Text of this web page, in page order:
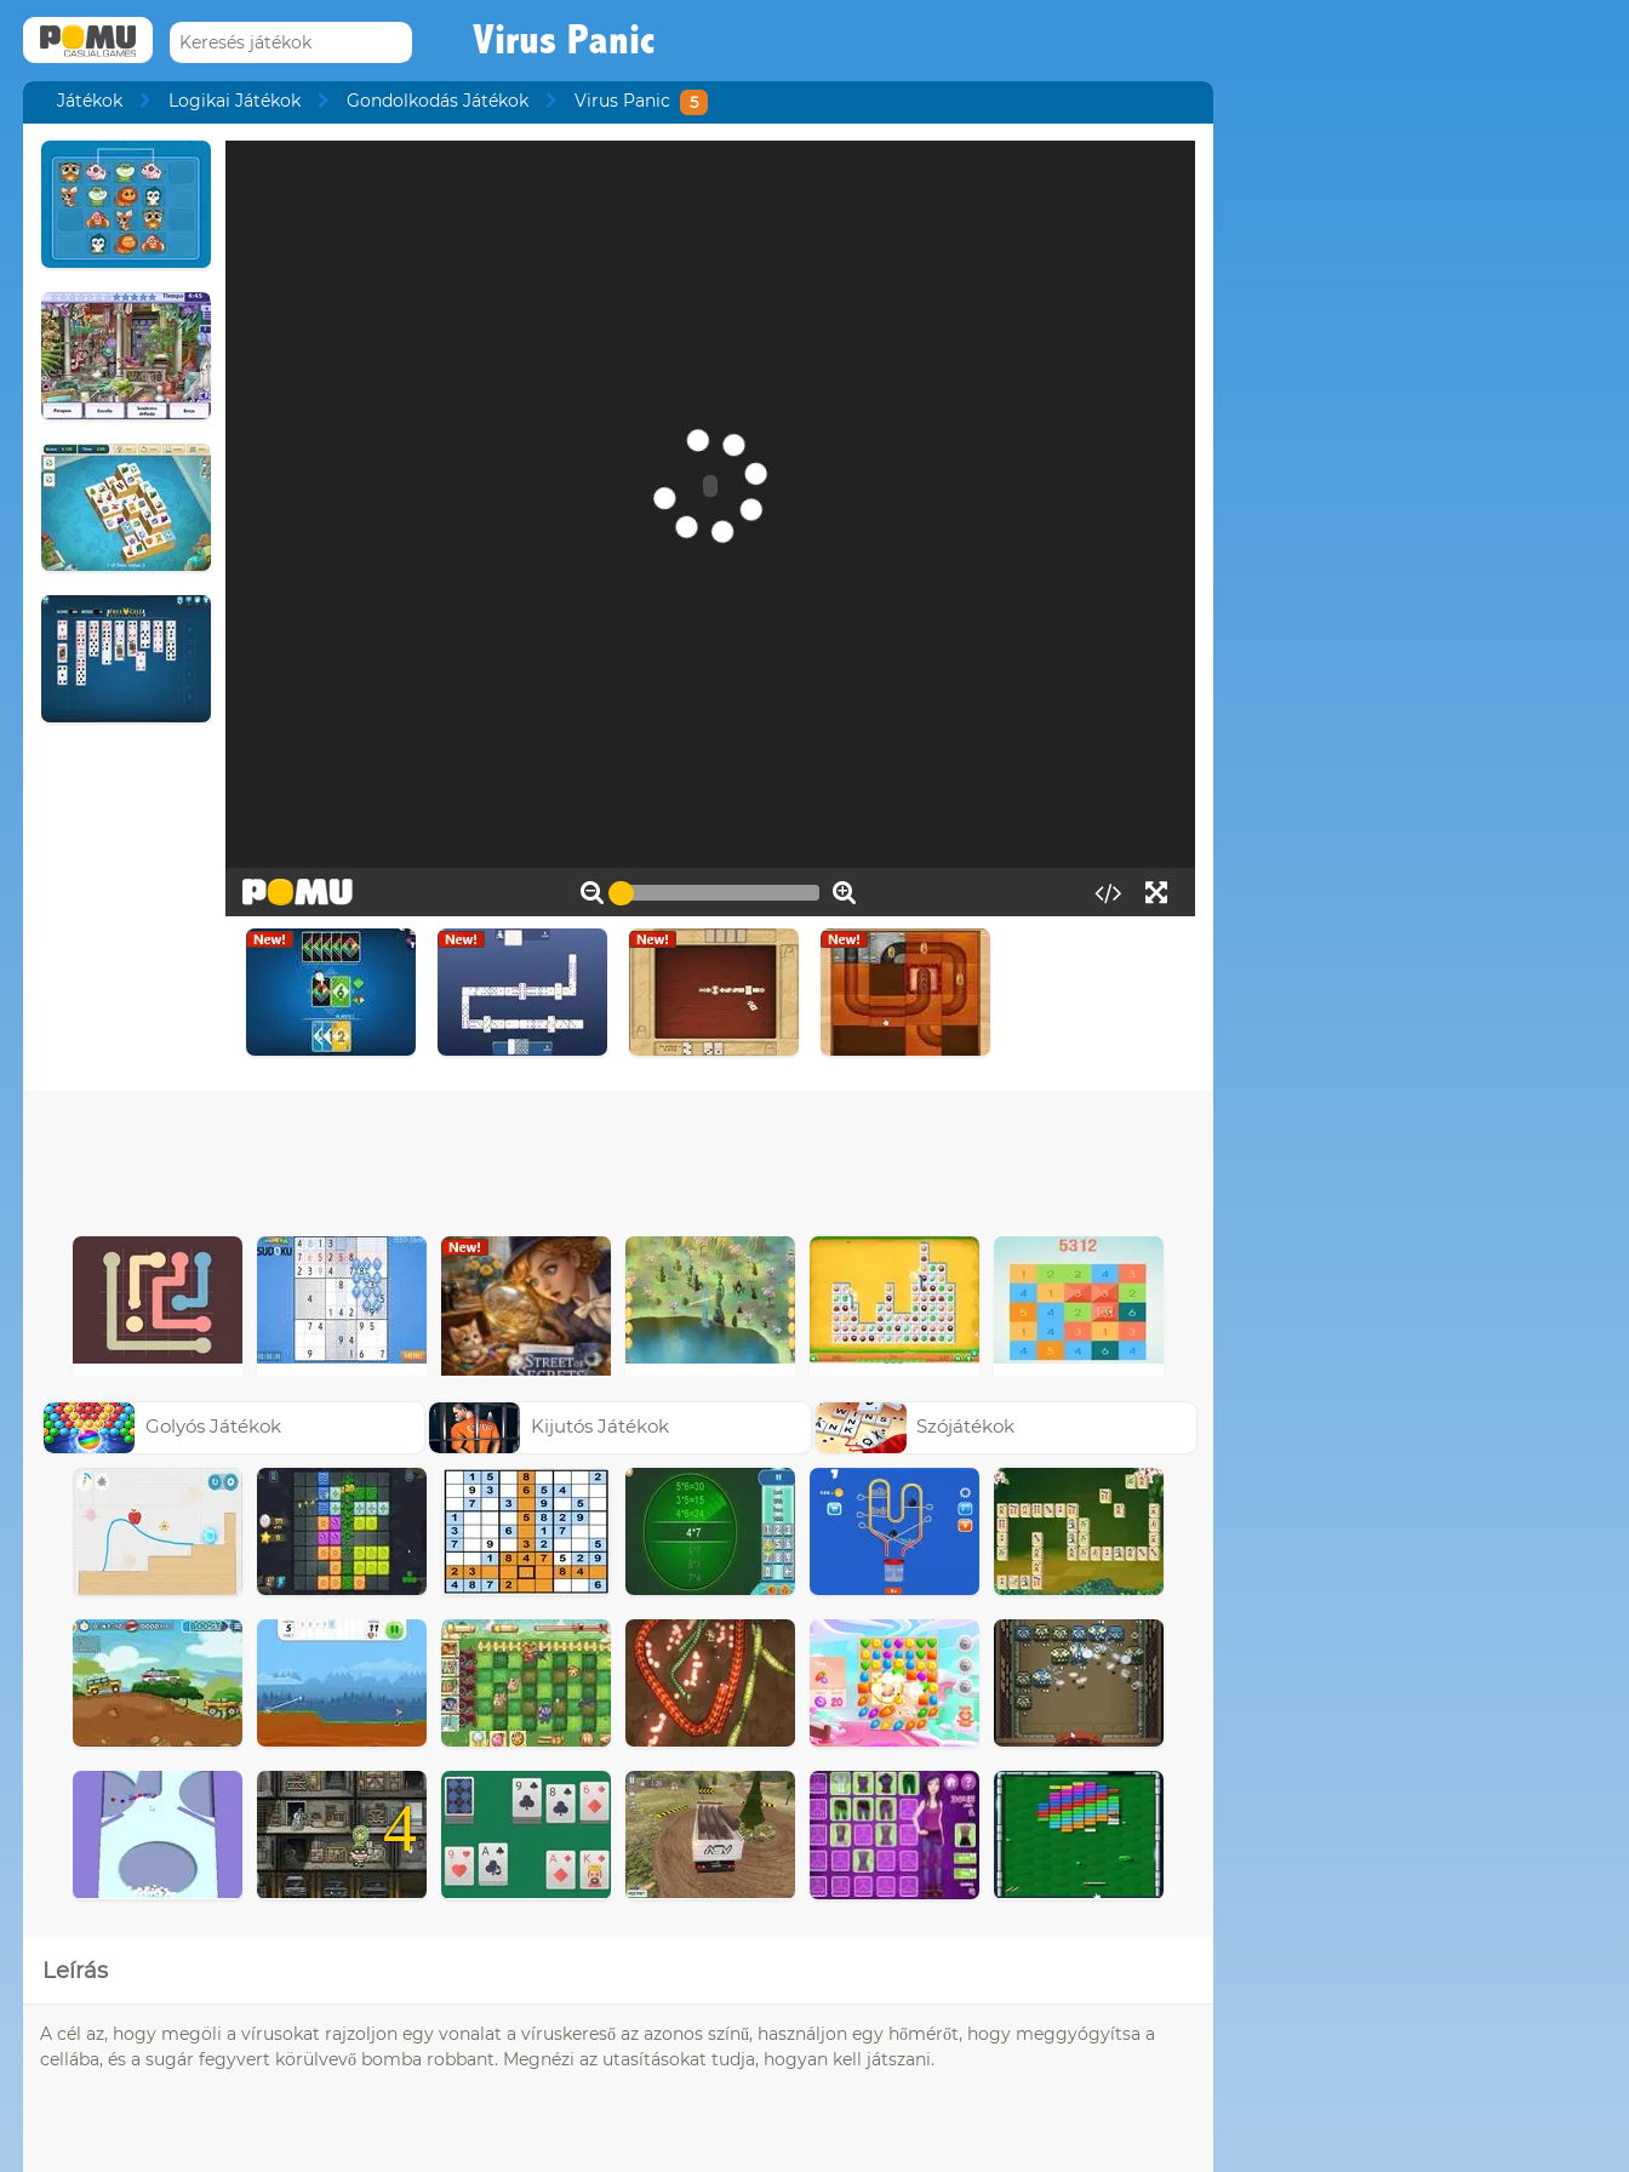
Virus Panic
Játékok Logikai Játékok Gondolkodás Játékok Virus Panic 5
Golyós Játékok Kijutós Játékok Szójátékok
4
Leírás
A cél az, hogy megöli a vírusokat rajzoljon egy vonalat a víruskereső az azonos színű, használjon egy hőmérőt, hogy meggyógyítsa a
cellába, és a sugár fegyvert körülvevő bomba robbant. Megnézi az utasításokat tudja, hogyan kell játszani.